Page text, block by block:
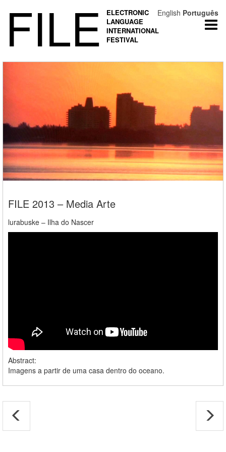
FILE
ELECTRONIC
LANGUAGE
INTERNATIONAL
FESTIVAL
FILE 2013 – Media Arte
lurabuske – Ilha do Nascer
Abstract:
Imagens a partir de uma casa dentro do oceano.
English Português